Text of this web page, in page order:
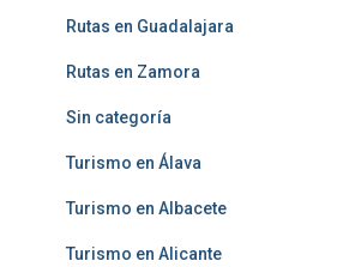
Rutas en Guadalajara
Rutas en Zamora
Sin categoría
Turismo en Álava
Turismo en Albacete
Turismo en Alicante